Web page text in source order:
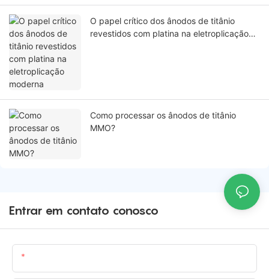
O papel crítico dos ânodos de titânio
revestidos com platina na eletroplicação
Como processar os ânodos de titânio
MMO?
Entrar em contato conosco